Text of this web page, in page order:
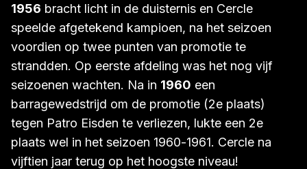
1956 bracht licht in de duisternis en Cercle
speelde afgetekend kampioen, na het seizoen
voordien op twee punten van promotie te
strandden. Op eerste afdeling was het nog vijf
seizoenen wachten. Na in 1960 een
barragewedstrijd om de promotie (2e plaats)
tegen Patro Eisden te verliezen, lukte een 2e
plaats wel in het seizoen 1960-1961. Cercle na
vijftien jaar terug op het hoogste niveau!